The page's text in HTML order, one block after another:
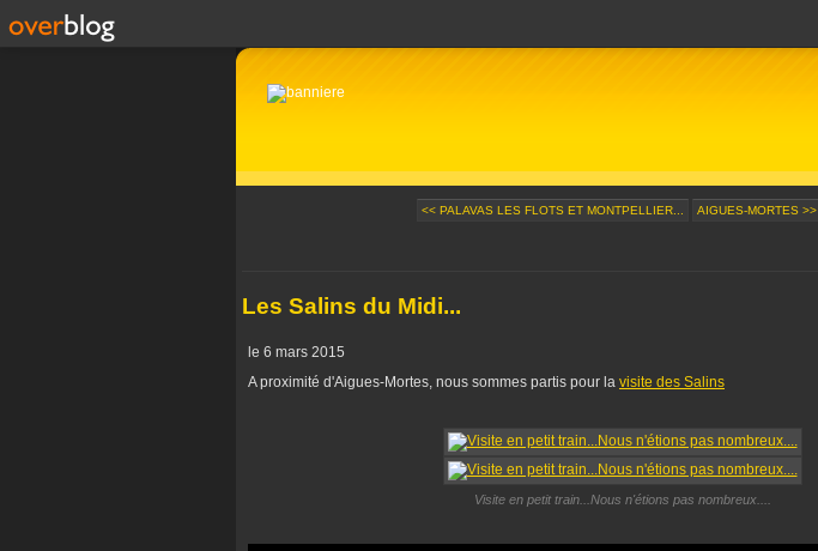
<< PALAVAS LES FLOTS ET MONTPELLIER... AIGUES-MORTES >>
Les Salins du Midi...
le 6 mars 2015
A proximité d'Aigues-Mortes, nous sommes partis pour la visite des Salins
Visite en petit train...Nous n'étions pas nombreux....